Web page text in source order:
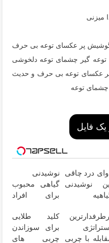
میزنی
گوشیش پر عکسای توعه بی حرف
گیر چشمای توعه دلخوشی
عکسای توعه بی حرف و حدیث
چشمای توعه
یک فایل
درد چاقی
این نوشیدنی
نوشیدنی
گیاهی محبوب
برای افراد
وزن!
60%تخفیف
استراتژی
با چربی
کلید طلایی
برای سوزاندن
چربی های